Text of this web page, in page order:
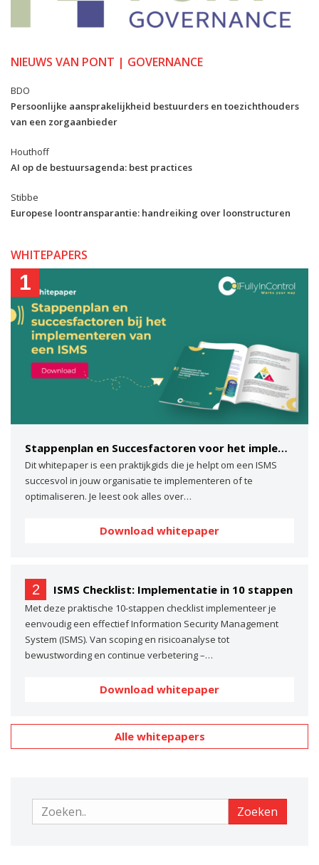
NIEUWS VAN PONT | GOVERNANCE
BDO
Persoonlijke aansprakelijkheid bestuurders en toezichthouders
van een zorgaanbieder
Houthoff
AI op de bestuursagenda: best practices
Stibbe
Europese loontransparantie: handreiking over loonstructuren
WHITEPAPERS
1
Stappenplan en Succesfactoren voor het implementeren van een ISMS
Dit whitepaper is een praktijkgids die je helpt om een ISMS
succesvol in jouw organisatie te implementeren of te
optimaliseren. Je leest ook alles over…
Download whitepaper
2 ISMS Checklist: Implementatie in 10 stappen
Met deze praktische 10-stappen checklist implementeer je
eenvoudig een effectief Information Security Management
System (ISMS). Van scoping en risicoanalyse tot
bewustwording en continue verbetering –…
Download whitepaper
Alle whitepapers
Zoeken Zoeken